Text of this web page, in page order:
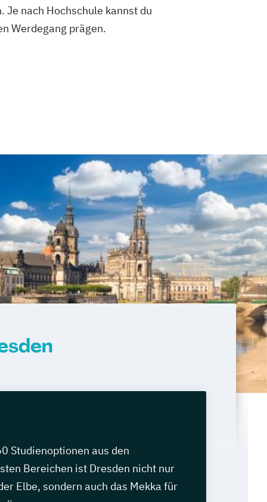
nach Hochschule kannst du
Werdegang prägen.
Studienoptionen aus den
Bereichen ist Dresden nicht nur
Elbe, sondern auch das Mekka für